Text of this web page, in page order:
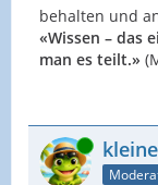
behalten und
«Wissen – das
man es teilt.»
Online